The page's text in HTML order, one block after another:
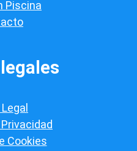
Piscina
Cookies